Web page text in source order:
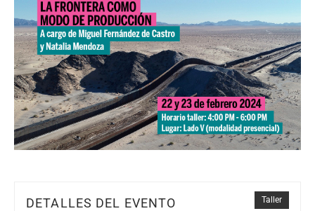
Taller
DETALLES DEL EVENTO